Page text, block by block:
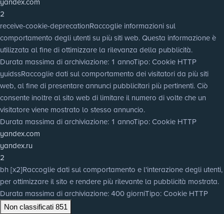
2
receive-cookie-deprecationRaccoglie informazioni sul
comportamento degli utenti su più siti web. Questa informazione è
utilizzata al fine di ottimizzare la rilevanza della pubblicità.
Durata massima di archiviazione: 1 annoTipo: Cookie HTTP
yuidssRaccoglie dati sul comportamento dei visitatori da più siti
web, al fine di presentare annunci pubblicitari più pertinenti. Ciò
consente inoltre al sito web di limitare il numero di volte che un
visitatore viene mostrato lo stesso annuncio.
Durata massima di archiviazione: 1 annoTipo: Cookie HTTP
yandex.com
yandex.ru
2
bh [x2]Raccoglie dati sul comportamento e l'interazione degli utenti,
per ottimizzare il sito e rendere più rilevante la pubblicità mostrata.
Durata massima di archiviazione: 400 giorniTipo: Cookie HTTP
Non classificati 851